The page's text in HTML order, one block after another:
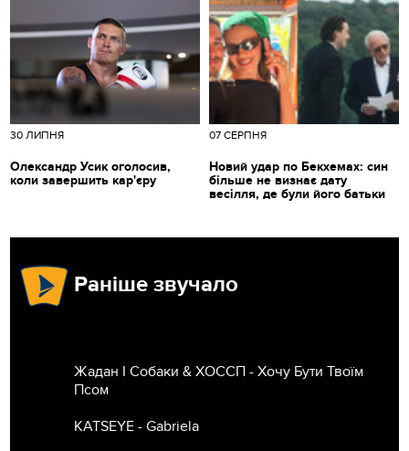
30 ЛИПНЯ
Олександр Усик оголосив,
коли завершить кар'єру
07 СЕРПНЯ
Новий удар по Бекхемах: син
більше не визнає дату
весілля, де були його батьки
Раніше звучало
Жадан І Собаки & ХОССП - Хочу Бути Твоїм
Псом
KATSEYE - Gabriela